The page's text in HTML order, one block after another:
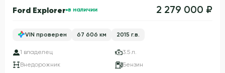
Ford Explorer в наличии 2 279 000 ₽
VIN проверен 67 606 км 2015 г.в.
1 владелец
3.5 л.
Внедорожник
Бензин